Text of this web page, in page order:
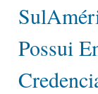
Possui